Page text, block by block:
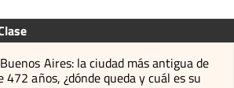
Aires: la ciudad más antigua de
años, ¿dónde queda y cuál es su